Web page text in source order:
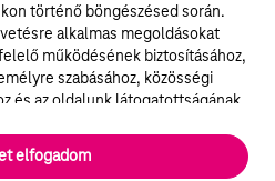
történő böngészésed során.
alkalmas megoldásokat
működésének biztosításához,
szabásához, közösségi
és az oldalunk látogatottságának
működéséhez és nem lehet
során rendszerünkből. A
elfogadom